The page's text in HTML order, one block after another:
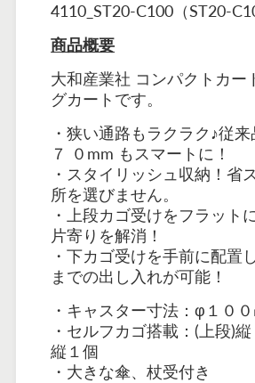
4110_ST20-C100 （ST20-
商品概要
大和産業社 コンパクトカー
グカートです。
・狭い通路もラクラク♪従
７ ０mm もスマートに！
・スタイリッシュ収納！省
所を選びません。
・上段カゴ受けをフラット
片寄りを解消！
・下カゴ受けを手前に配置
までの出し入れが可能！
・キャスター寸法：φ１０
・セルフカゴ搭載：(上段)
縦１個
・大きな傘、杖受付き